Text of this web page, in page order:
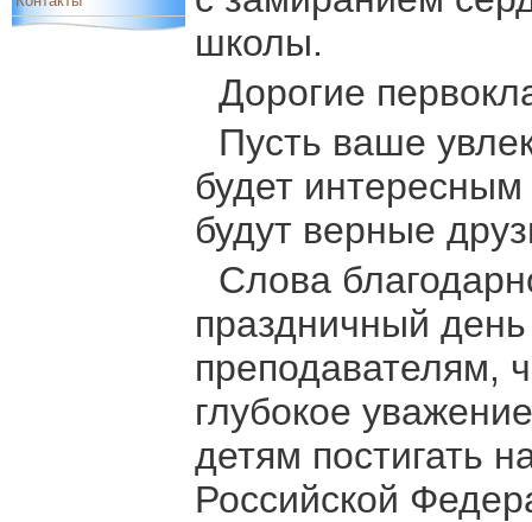
школы.
Дорогие
Пусть ваше
будет
будут верные
Слова
праздничный
преподавателям,
глубокое
детям постигать
Российской